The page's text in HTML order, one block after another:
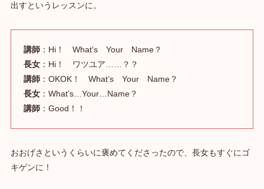
出すというレッスンに。
講師：Hi！ What’s Your Name？
長女：Hi！ ワツユア……？？
講師：OKOK！ What’s Your Name？
長女：What’s…Your…Name？
講師：Good！！
おおげさというくらいに褒めてくださったので、長女もすぐにゴ
キゲンに！